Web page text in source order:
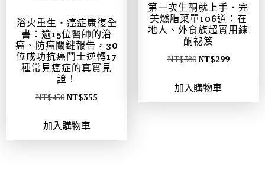
浴火重生‧癌症康復全
書：逾15位醫師的治
癌、防癌關鍵報告，30
位成功抗癌鬥士逆轉17
種常見癌症的真實見
證！
NT$450 NT$355
加入購物車
第一次生酮就上手‧完
美燃脂菜單106道：在
地人、外食族超實用練
酮祕笈
NT$380 NT$299
加入購物車